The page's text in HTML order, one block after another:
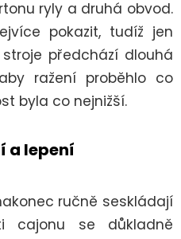
ryly a druhá obvod.
pokazit, tudíž jen
předchází dlouhá
ražení proběhlo co
byla co nejnižší.
a lepení
ručně seskládají
cajonu se důkladně